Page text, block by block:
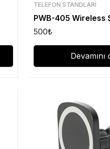
TELEFON STANDLARI
PWB-405 Wireless
500₺
Devamını